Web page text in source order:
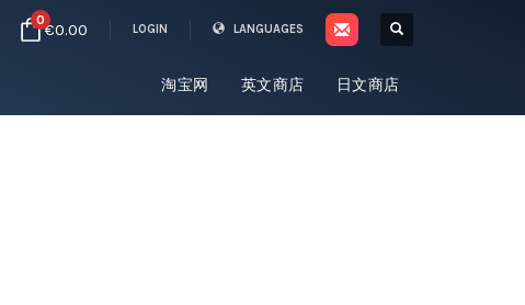
0€0.00 LOGIN LANGUAGES
淘宝网 英文商店 日文商店